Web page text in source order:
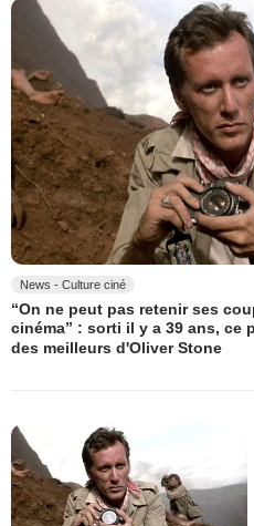
News - Culture ciné
“On ne peut pas retenir ses
cinéma” : sorti il y a 39 ans, ce
des meilleurs d'Oliver Stone